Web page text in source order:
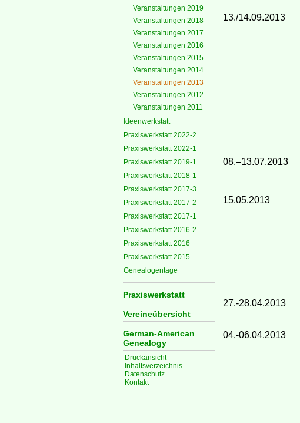
Veranstaltungen 2019
Veranstaltungen 2018
Veranstaltungen 2017
Veranstaltungen 2016
Veranstaltungen 2015
Veranstaltungen 2014
Veranstaltungen 2013
Veranstaltungen 2012
Veranstaltungen 2011
Ideenwerkstatt
Praxiswerkstatt 2022-2
Praxiswerkstatt 2022-1
Praxiswerkstatt 2019-1
Praxiswerkstatt 2018-1
Praxiswerkstatt 2017-3
Praxiswerkstatt 2017-2
Praxiswerkstatt 2017-1
Praxiswerkstatt 2016-2
Praxiswerkstatt 2016
Praxiswerkstatt 2015
Genealogentage
Praxiswerkstatt
Vereineübersicht
German-American
Genealogy
Druckansicht
Inhaltsverzeichnis
Datenschutz
Kontakt
13./14.09.2013
08.–13.07.2013
15.05.2013
27.-28.04.2013
04.-06.04.2013